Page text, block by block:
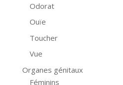
Odorat
Ouïe
Toucher
Vue
Organes génitaux
Féminins